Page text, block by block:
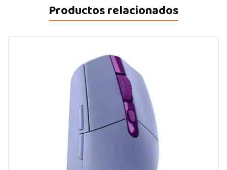
Productos relacionados